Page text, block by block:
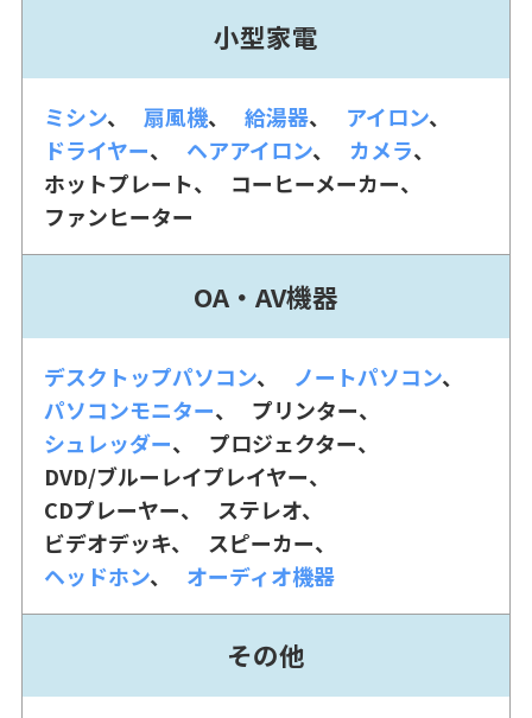
小型家電
ミシン 扇風機 給湯器
アイロン
ドライヤー
ヘアアイロン
カメラ
ホットプレート
コーヒーメーカー
ファンヒーター
OA・AV機器
デスクトップパソコン
ノートパソコン
パソコンモニター
プリンター
シュレッダー
プロジェクター
DVD/ブルーレイプレイヤー
CDプレーヤー
ステレオ
ビデオデッキ
スピーカー
ヘッドホン
オーディオ機器
その他